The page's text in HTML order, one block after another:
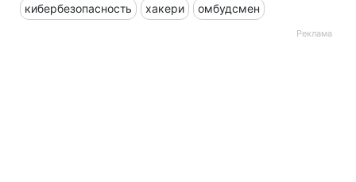
кибербезопасность хакери омбудсмен